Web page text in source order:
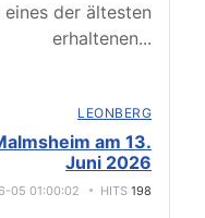
der ältesten
erhaltenen...
LEONBERG
am 13.
Juni 2026
05 01:00:02 HITS 198